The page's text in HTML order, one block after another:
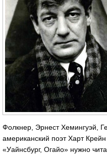
Фолкнер, Эрнест Хемингуэй,
американский поэт Харт
«Уайнсбург, Огайо» нужно